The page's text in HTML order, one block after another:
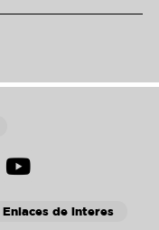
Enlaces de interes